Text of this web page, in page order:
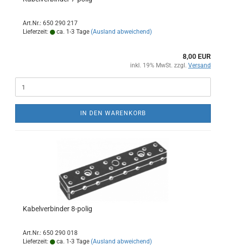
Art.Nr.: 650 290 217
Lieferzeit:
ca. 1-3 Tage (Ausland abweichend)
8,00 EUR
inkl. 19% MwSt. zzgl. Versand
IN DEN WARENKORB
Kabelverbinder 8-polig
Art.Nr.: 650 290 018
Lieferzeit:
ca. 1-3 Tage (Ausland abweichend)